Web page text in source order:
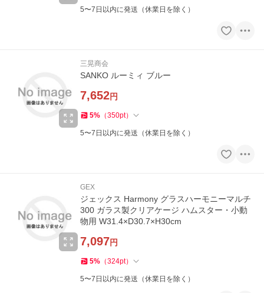
5〜7日以内に発送（休業日を除く）
三晃商会
SANKO ルーミィ ブルー
7,652円
5% （350pt）
5〜7日以内に発送（休業日を除く）
GEX
ジェックス Harmony グラスハーモニーマルチ
300 ガラス製クリアケージ ハムスター・小動
物用 W31.4×D30.7×H30cm
7,097円
5% （324pt）
5〜7日以内に発送（休業日を除く）